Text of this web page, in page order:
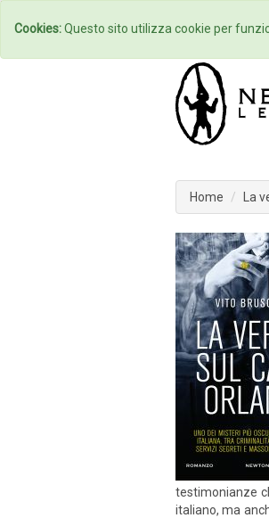
Home La
testimonianze
italiano, ma
Cookies:Questo sito utilizza cookie per